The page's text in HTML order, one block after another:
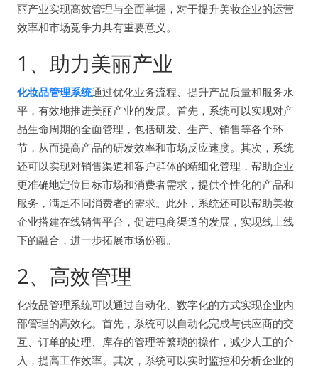
丽产业实现高效管理与全面掌握，对于提升美妆企业的运营
效率和市场竞争力具有重要意义。
1、助力美丽产业
化妆品管理系统通过优化业务流程、提升产品质量和服务水
平，有效地推进美丽产业的发展。首先，系统可以实现对产
品生命周期的全面管理，包括研发、生产、销售等各个环
节，从而提高产品的研发效率和市场反应速度。其次，系统
还可以实现对销售渠道和客户群体的精细化管理，帮助企业
更准确地定位目标市场和消费者需求，提供个性化的产品和
服务，满足不同消费者的需求。此外，系统还可以帮助美妆
企业搭建在线销售平台，促进电商渠道的发展，实现线上线
下的融合，进一步拓展市场份额。
2、高效管理
化妆品管理系统可以通过自动化、数字化的方式实现企业内
部管理的高效化。首先，系统可以自动化完成与供应商的交
互、订单的处理、库存的管理等繁琐的操作，减少人工的介
入，提高工作效率。其次，系统可以实时监控和分析企业的